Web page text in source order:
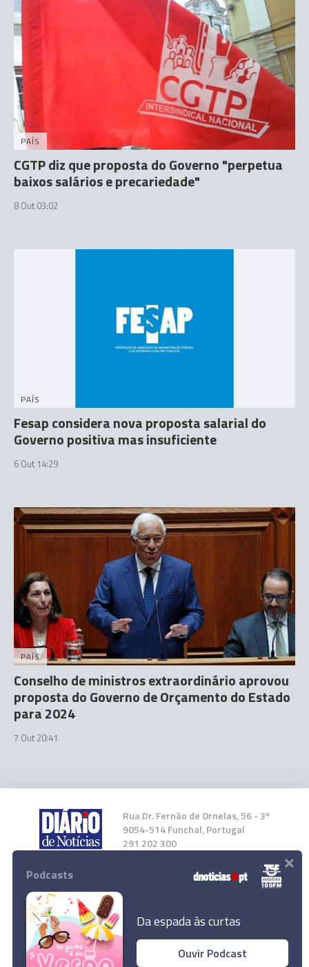
PAÍS
CGTP diz que proposta do Governo "perpetua
baixos salários e precariedade"
8 Out 03:02
PAÍS
Fesap considera nova proposta salarial do
Governo positiva mas insuficiente
6 Out 14:29
PAÍS
Conselho de ministros extraordinário aprovou
proposta do Governo de Orçamento do Estado
para 2024
7 Out 20:41
Rua Dr. Fernão de Ornelas, 56 - 3º
9054-514 Funchal, Portugal
291 202 300
Instale a nossa App
Podcasts
Da espada às curtas
Ouvir Podcast
×